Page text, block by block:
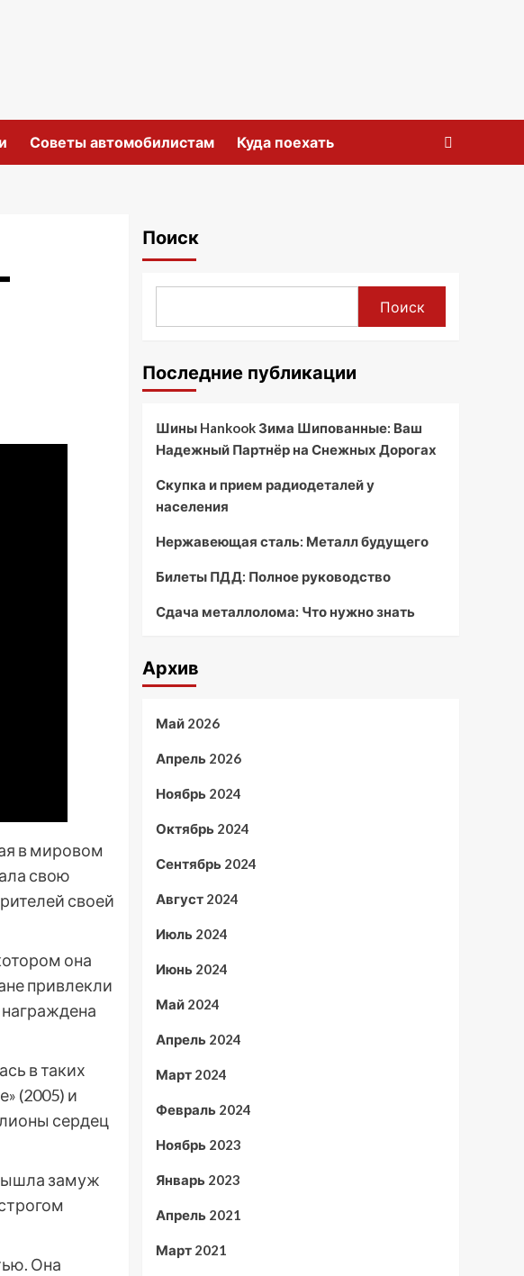
Советы автомобилистам Куда поехать
в мировом
свою
своей
она
привлекли
в таких
(2005) и
сердец
замуж
Она
Поиск
Поиск
Последние публикации
Шины Hankook Зима Шипованные: Ваш
Надежный Партнёр на Снежных Дорогах
Скупка и прием радиодеталей у
населения
Нержавеющая сталь: Металл будущего
Билеты ПДД: Полное руководство
Сдача металлолома: Что нужно знать
Архив
Май 2026
Апрель 2026
Ноябрь 2024
Октябрь 2024
Сентябрь 2024
Август 2024
Июль 2024
Июнь 2024
Май 2024
Апрель 2024
Март 2024
Февраль 2024
Ноябрь 2023
Январь 2023
Апрель 2021
Март 2021